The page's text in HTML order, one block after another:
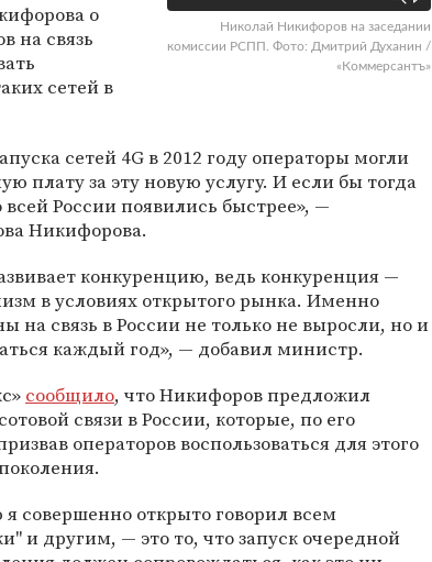
Николай Никифоров на заседании
комиссии РСПП. Фото: Дмитрий Духанин /
«Коммерсантъ»
о
на связь
сетей в
сетей 4G в 2012 году операторы могли
плату за эту новую услугу. И если бы тогда
России появились быстрее», —
Никифорова.
конкуренцию, ведь конкуренция —
в условиях открытого рынка. Именно
на связь в России не только не выросли, но и
каждый год», — добавил министр.
сообщило, что Никифоров предложил
связи в России, которые, по его
операторов воспользоваться для этого
совершенно открыто говорил всем
и другим, — это то, что запуск очередной